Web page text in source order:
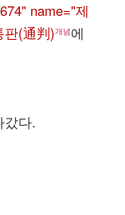
name="제
판(通判)개념에
갔다.